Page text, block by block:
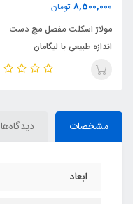
8,500,000 تومان
مولاژ اسکلت مفصل مچ دست
اندازه طبیعی با لیگامان
مشخصات دیدگاه‌ها
ابعاد